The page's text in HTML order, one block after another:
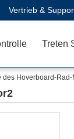
Vertrieb &
Hoverboard-Rad-